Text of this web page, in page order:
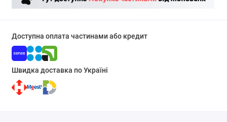
Доступна оплата частинами або кредит
Швидка доставка по Україні